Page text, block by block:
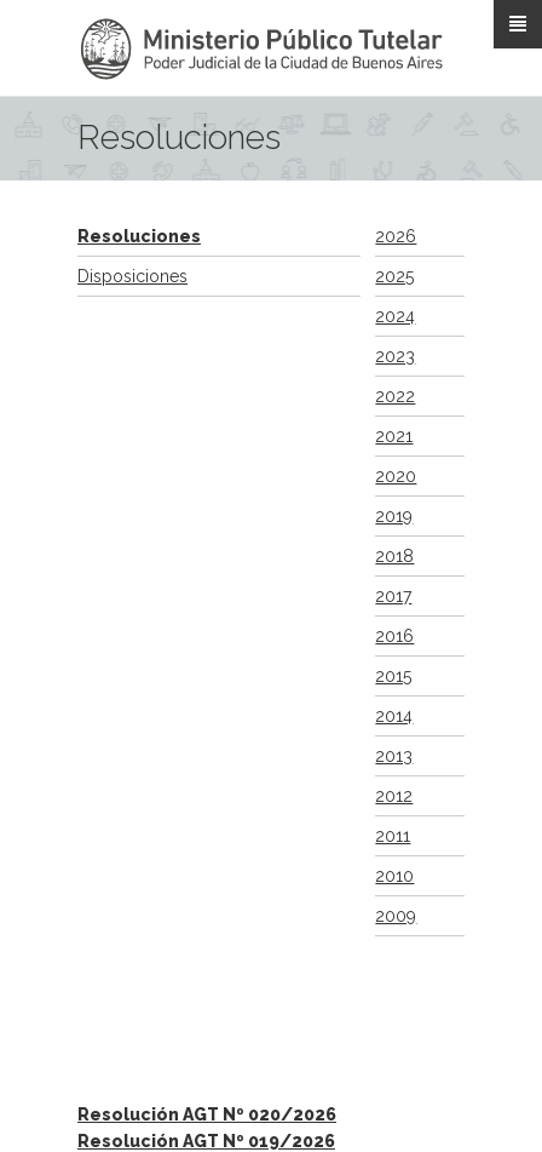
Resoluciones
Resoluciones
Disposiciones
2026
2025
2024
2023
2022
2021
2020
2019
2018
2017
2016
2015
2014
2013
2012
2011
2010
2009
Resolución AGT Nº 020/2026
Resolución AGT Nº 019/2026